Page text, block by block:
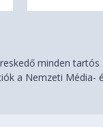
minden
a Nemzeti Média-